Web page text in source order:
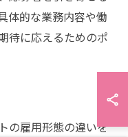
体的な業務内容や働
待に応えるためのポ
の雇用形態の違いを